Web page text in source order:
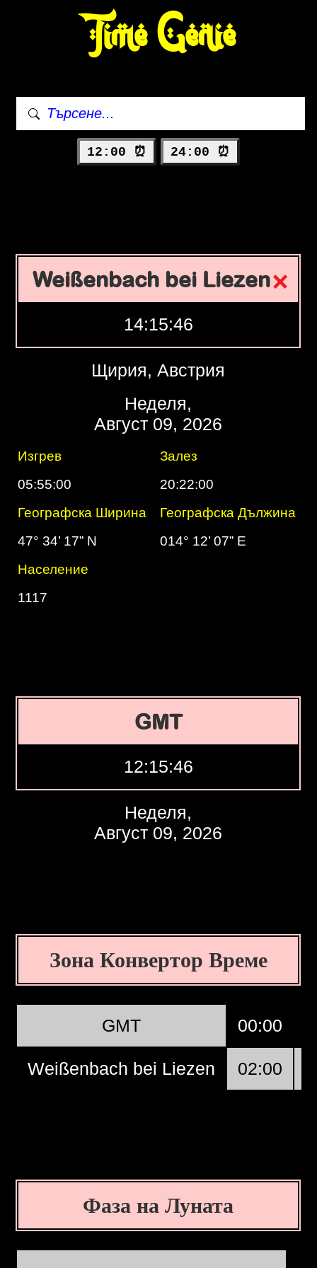
Time Genie
12:00 ⏰ 24:00 ⏰
Weißenbach bei Liezen
14:15:47
Щирия, Австрия
Неделя,
Август 09, 2026
Изгрев
Залез
05:55:00
20:22:00
Географска Ширина
Географска Дължина
47° 34’ 17” N
014° 12’ 07” E
Население
1117
GMT
12:15:47
Неделя,
Август 09, 2026
Зона Конвертор Време
GMT 00:00
Weißenbach bei Liezen 02:00
Фаза на Луната